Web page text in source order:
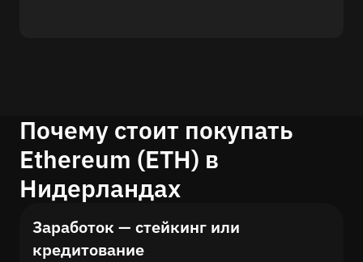
Почему стоит покупать
Ethereum (ETH) в
Нидерландах
Заработок — стейкинг или
кредитование